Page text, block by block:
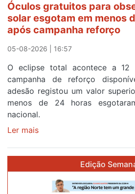
a
meta
em
Sintra
primeira
etapa
da
87ª
Volta
Óculos gratuitos para
solar esgotam em menos
após campanha reforço
05-08-2026 | 16:57
O eclipse total acontece a 12
campanha de reforço
adesão registou um valor
menos de 24 horas
nacional.
Ler mais
gratuitos
observar
Edição